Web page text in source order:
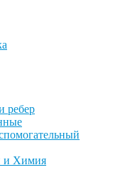
ребер
и Химия